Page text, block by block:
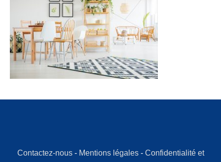
Contactez-nous- Mentions légales- Confidentialité et